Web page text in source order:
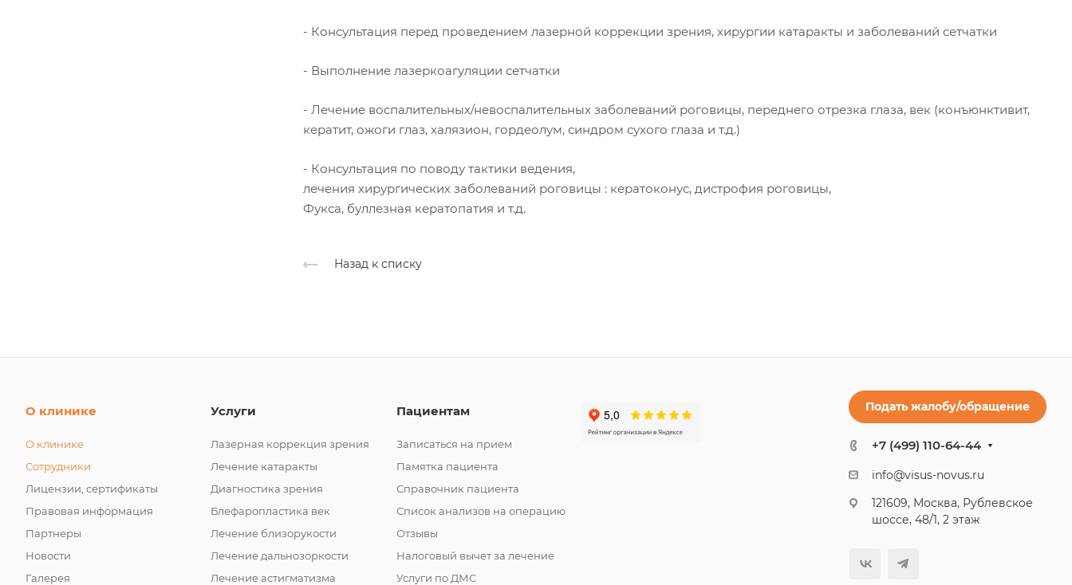
- Консультация перед проведением лазерной коррекции зрения, хирургии катаракты и заболеваний сетчатки
- Выполнение лазеркоагуляции сетчатки
- Лечение воспалительных/невоспалительных заболеваний роговицы, переднего отрезка глаза, век (конъюнктивит,
кератит, ожоги глаз, халязион, гордеолум, синдром сухого глаза и т.д.)
- Консультация по поводу тактики ведения,
лечения хирургических заболеваний роговицы : кератоконус, дистрофия роговицы,
Фукса, буллезная кератопатия и т.д.
Назад к списку
О клинике
О клинике
Сотрудники
Лицензии, сертификаты
Правовая информация
Партнеры
Новости
Галерея
Услуги
Лазерная коррекция зрения
Лечение катаракты
Диагностика зрения
Блефаропластика век
Лечение близорукости
Лечение дальнозоркости
Лечение астигматизма
Пациентам
Записаться на прием
Памятка пациента
Справочник пациента
Список анализов на операцию
Отзывы
Налоговый вычет за лечение
Услуги по ДМС
Подать жалобу/обращение
+7 (499) 110-64-44
info@visus-novus.ru
121609, Москва, Рублевское
шоссе, 48/1, 2 этаж